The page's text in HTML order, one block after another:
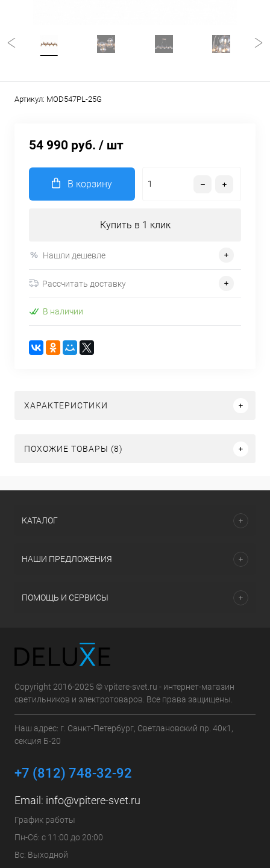
Артикул: MOD547PL-25G
54 990 руб. / шт
В корзину
Купить в 1 клик
Нашли дешевле
Рассчитать доставку
В наличии
ХАРАКТЕРИСТИКИ
ПОХОЖИЕ ТОВАРЫ (8)
КАТАЛОГ
НАШИ ПРЕДЛОЖЕНИЯ
ПОМОЩЬ И СЕРВИСЫ
Copyright 2016-2025 © vpitere-svet.ru - интернет-магазин
светильников и электротоваров. Все права защищены.
Наш адрес: г. Санкт-Петербург, Светлановский пр. 40к1,
секция Б-20
+7 (812) 748-32-92
Email: info@vpitere-svet.ru
График работы
Пн-Сб: с 11:00 до 20:00
Вс: Выходной